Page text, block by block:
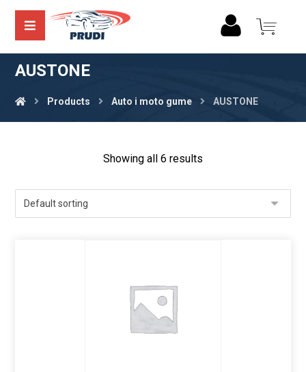
AUSTONE
Products Auto i moto gume AUSTONE
Showing all 6 results